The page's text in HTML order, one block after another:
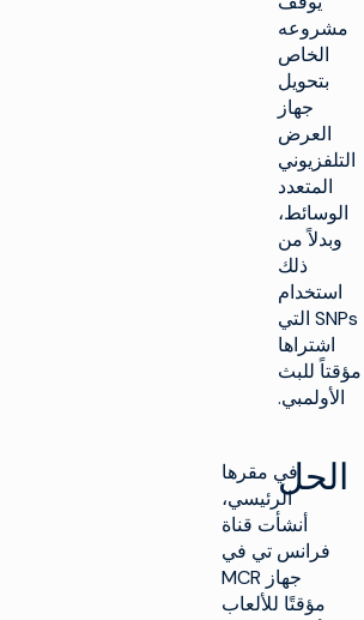
مشروعه
الخاص
بتحويل
جهاز
العرض
التلفزيوني
المتعدد
الوسائط،
وبدلاً من
ذلك
استخدام
SNPs التي
اشتراها
مؤقتاً للبث
الأولمبي.
الحلفي مقرها
الرئيسي،
أنشأت قناة
فرانس تي في
جهاز MCR
مؤقتًا للألعاب